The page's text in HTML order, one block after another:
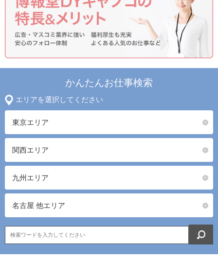
かんたんお仕事検索
エリアを選択してください
東京エリア
関西エリア
九州エリア
名古屋 他エリア